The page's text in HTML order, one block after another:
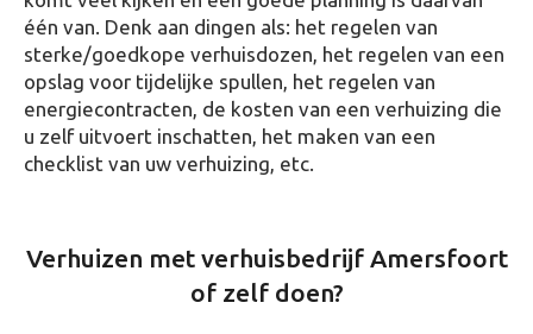
één van. Denk aan dingen als: het regelen van
sterke/goedkope verhuisdozen, het regelen van een
opslag voor tijdelijke spullen, het regelen van
energiecontracten, de kosten van een verhuizing die
u zelf uitvoert inschatten, het maken van een
checklist van uw verhuizing, etc.
Verhuizen met verhuisbedrijf Amersfoort
of zelf doen?